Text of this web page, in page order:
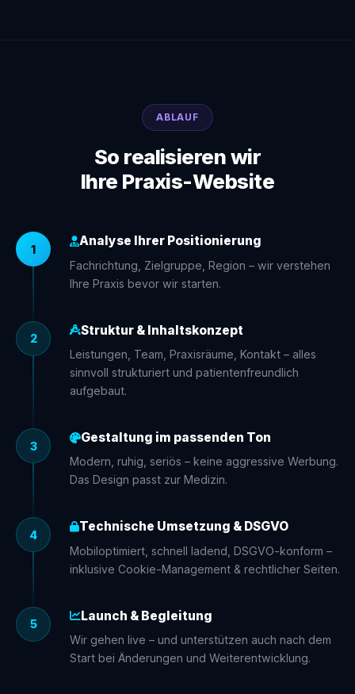
ABLAUF
So realisieren wir
Ihre Praxis-Website
1
Analyse Ihrer Positionierung
Fachrichtung, Zielgruppe, Region – wir verstehen
Ihre Praxis bevor wir starten.
2
Struktur & Inhaltskonzept
Leistungen, Team, Praxisräume, Kontakt – alles
sinnvoll strukturiert und patientenfreundlich
aufgebaut.
3
Gestaltung im passenden Ton
Modern, ruhig, seriös – keine aggressive Werbung.
Das Design passt zur Medizin.
4
Technische Umsetzung & DSGVO
Mobiloptimiert, schnell ladend, DSGVO-konform –
inklusive Cookie-Management & rechtlicher Seiten.
5
Launch & Begleitung
Wir gehen live – und unterstützen auch nach dem
Start bei Änderungen und Weiterentwicklung.